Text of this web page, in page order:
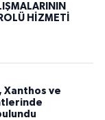
HİZMETİ
Xanthos ve